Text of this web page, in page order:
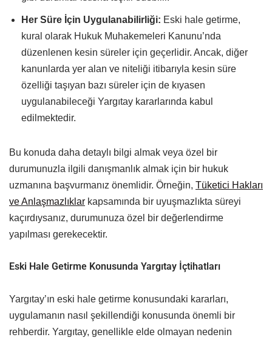
Her Süre İçin Uygulanabilirliği: Eski hale getirme,
kural olarak Hukuk Muhakemeleri Kanunu’nda
düzenlenen kesin süreler için geçerlidir. Ancak, diğer
kanunlarda yer alan ve niteliği itibarıyla kesin süre
özelliği taşıyan bazı süreler için de kıyasen
uygulanabileceği Yargıtay kararlarında kabul
edilmektedir.
Bu konuda daha detaylı bilgi almak veya özel bir
durumunuzla ilgili danışmanlık almak için bir hukuk
uzmanına başvurmanız önemlidir. Örneğin, Tüketici Hakları
ve Anlaşmazlıklar kapsamında bir uyuşmazlıkta süreyi
kaçırdıysanız, durumunuza özel bir değerlendirme
yapılması gerekecektir.
Eski Hale Getirme Konusunda Yargıtay İçtihatları
Yargıtay’ın eski hale getirme konusundaki kararları,
uygulamanın nasıl şekillendiği konusunda önemli bir
rehberdir. Yargıtay, genellikle elde olmayan nedenin